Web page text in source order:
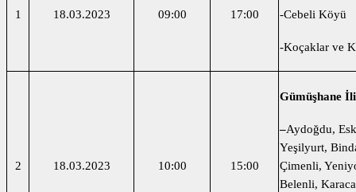
1 18.03.2023 09:00 17:00 -Cebeli Köyü
-Koçaklar ve
2 18.03.2023 10:00 15:00
Gümüşhane
–Aydoğdu,
Yeşilyurt,
Çimenli,
Belenli,